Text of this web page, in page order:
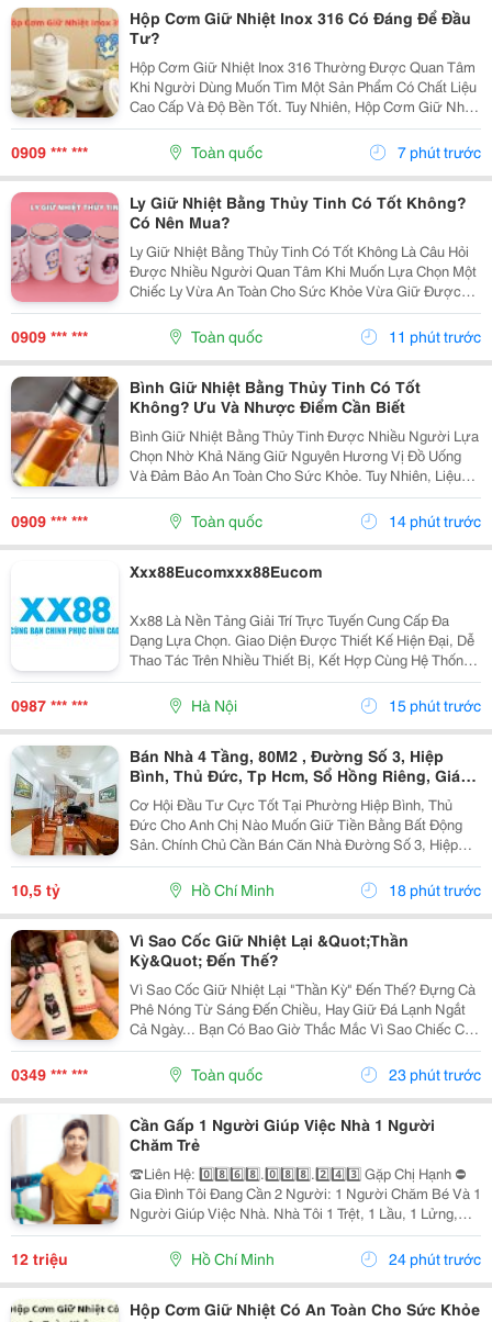
Hộp Cơm Giữ Nhiệt Inox 316 Có Đáng Để Đầu
Tư?
Hộp Cơm Giữ Nhiệt Inox 316 Thường Được Quan Tâm
Khi Người Dùng Muốn Tìm Một Sản Phẩm Có Chất Liệu
Cao Cấp Và Độ Bền Tốt. Tuy Nhiên, Hộp Cơm Giữ Nhiệt
Inox 316 Có Thực Sự Cần Thiết Hay Không Còn Phụ
Thuộc Vào Nhu Cầu Sử Dụng Của Mỗi Người. Cùng
0909 *** *** Toàn quốc 7 phút trước
Ly Giữ Nhiệt Bằng Thủy Tinh Có Tốt Không?
Có Nên Mua?
Ly Giữ Nhiệt Bằng Thủy Tinh Có Tốt Không Là Câu Hỏi
Được Nhiều Người Quan Tâm Khi Muốn Lựa Chọn Một
Chiếc Ly Vừa An Toàn Cho Sức Khỏe Vừa Giữ Được
Hương Vị Nguyên Bản Của Đồ Uống. Tuy Nhiên, Liệu
Đây Có Phải Là Lựa Chọn Phù Hợp Với Mọi Nhu Cầu
0909 *** *** Toàn quốc 11 phút trước
Bình Giữ Nhiệt Bằng Thủy Tinh Có Tốt
Không? Ưu Và Nhược Điểm Cần Biết
Bình Giữ Nhiệt Bằng Thủy Tinh Được Nhiều Người Lựa
Chọn Nhờ Khả Năng Giữ Nguyên Hương Vị Đồ Uống
Và Đảm Bảo An Toàn Cho Sức Khỏe. Tuy Nhiên, Liệu
Loại Bình Này Có Phù Hợp Để Sử Dụng Hằng Ngày Và
Đáng Mua Hơn Các Dòng Bình Inox? Cùng Tìm Hiểu Ưu
Điểm,...
0909 *** *** Toàn quốc 14 phút trước
Xxx88Eucomxxx88Eucom
Xx88 Là Nền Tảng Giải Trí Trực Tuyến Cung Cấp Đa
Dạng Lựa Chọn. Giao Diện Được Thiết Kế Hiện Đại, Dễ
Thao Tác Trên Nhiều Thiết Bị, Kết Hợp Cùng Hệ Thống
Dịch Vụ Thuận Tiện Giúp Người Dùng Có Trải Nghiệm
Liền Mạch.
0987 *** *** Hà Nội 15 phút trước
Bán Nhà 4 Tầng, 80M2 , Đường Số 3, Hiệp
Bình, Thủ Đức, Tp Hcm, Sổ Hồng Riêng, Giá
10.5 Tỷ.
Cơ Hội Đầu Tư Cực Tốt Tại Phường Hiệp Bình, Thủ
Đức Cho Anh Chị Nào Muốn Giữ Tiền Bằng Bất Động
Sản. Chính Chủ Cần Bán Căn Nhà Đường Số 3, Hiệp
Bình Phước Cũ, Chỉ Vài Bước Là Ra Ql13, Sát Vạn
Phúc City, Vị Trí Rất Đẹp, Khu Vực Dân Trí Cao Và
10,5 tỷ Hồ Chí Minh 18 phút trước
Vì Sao Cốc Giữ Nhiệt Lại &Quot;Thần
Kỳ&Quot; Đến Thế?
Vì Sao Cốc Giữ Nhiệt Lại "Thần Kỳ" Đến Thế? Đựng Cà
Phê Nóng Từ Sáng Đến Chiều, Hay Giữ Đá Lạnh Ngắt
Cả Ngày... Bạn Có Bao Giờ Thắc Mắc Vì Sao Chiếc Cốc
Nhỏ Gọn Này Lại Giữ Nhiệt Siêu Đỉnh Suốt Nhiều Giờ
Liền? Thực Ra, Cốc Giữ Nhiệt Không Tự Tạo...
0349 *** *** Toàn quốc 23 phút trước
Cần Gấp 1 Người Giúp Việc Nhà 1 Người
Chăm Trẻ
☎️Liên Hệ: 0️⃣8️⃣6️⃣8️⃣.0️⃣8️⃣8️⃣.2️⃣4️⃣3️⃣ Gặp Chị Hạnh ⛔
Gia Đình Tôi Đang Cần 2 Người: 1 Người Chăm Bé Và 1
Người Giúp Việc Nhà. Nhà Tôi 1 Trệt, 1 Lầu, 1 Lửng,
Nhà Có 2 Vợ Chồng Và 2 Con. 1 Đứa Hơn 6 Tháng 1
Đứa 5 Tuổi Đã Đi Học Chiều Tối Mới Về....
12 triệu Hồ Chí Minh 24 phút trước
Hộp Cơm Giữ Nhiệt Có An Toàn Cho Sức Khỏe